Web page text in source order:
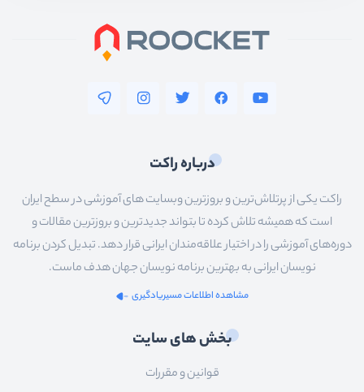
درباره راکت
راکت یکی از پرتلاش‌ترین و بروزترین وبسایت های آموزشی در سطح ایران
است که همیشه تلاش کرده تا بتواند جدیدترین و بروزترین مقالات و
دوره‌های آموزشی را در اختیار علاقه‌مندان ایرانی قرار دهد. تبدیل کردن برنامه
نویسان ایرانی به بهترین برنامه نویسان جهان هدف ماست.
مشاهده اطلاعات مسیریادگیری
بخش های سایت
قوانین و مقررات